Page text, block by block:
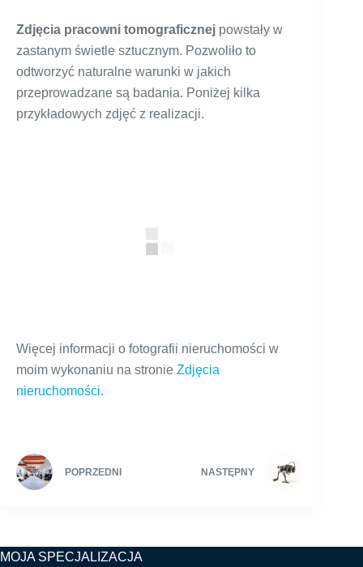
Zdjęcia pracowni tomograficznej powstały w
zastanym świetle sztucznym. Pozwoliło to
odtworzyć naturalne warunki w jakich
przeprowadzane są badania. Poniżej kilka
przykładowych zdjęć z realizacji.
Więcej informacji o fotografii nieruchomości w
moim wykonaniu na stronie Zdjęcia
nieruchomości.
POPRZEDNI NASTĘPNY
MOJA SPECJALIZACJA